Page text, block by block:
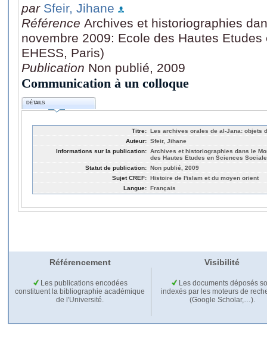
par Sfeir, Jihane
Référence Archives et historiographies
novembre 2009: Ecole des Hautes
EHESS, Paris)
Publication Non publié, 2009
Communication à un colloque
DÉTAILS
Titre: Les archives orales de al-Jana: objets
Auteur: Sfeir, Jihane
Informations sur la publication: Archives et historiographies dans le
des Hautes Etudes en Sciences
Statut de publication: Non publié, 2009
Sujet CREF: Histoire de l'islam et du moyen orient
Langue: Français
Référencement Visibilité
Les publications encodées
constituent la bibliographie académique
de l'Université.
Les documents déposés
indexés par les moteurs de
(Google Scholar,…).